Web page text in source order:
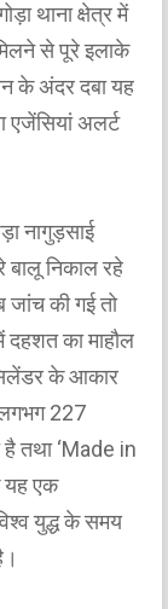
थाना क्षेत्र में
से पूरे इलाके
के अंदर दबा यह
एजेंसियां अलर्ट
नागुड़साई
बालू निकाल रहे
की गई तो
दहशत का माहौल
के आकार
227
तथा ‘Made in
यह एक
युद्ध के समय